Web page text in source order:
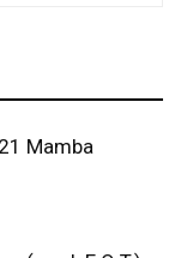
Mamba